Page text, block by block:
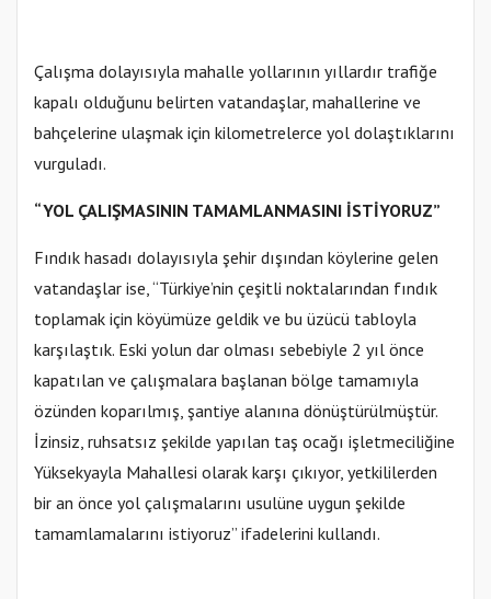
Çalışma dolayısıyla mahalle yollarının yıllardır trafiğe
kapalı olduğunu belirten vatandaşlar, mahallerine ve
bahçelerine ulaşmak için kilometrelerce yol dolaştıklarını
vurguladı.
“YOL ÇALIŞMASININ TAMAMLANMASINI İSTİYORUZ”
Fındık hasadı dolayısıyla şehir dışından köylerine gelen
vatandaşlar ise, “Türkiye’nin çeşitli noktalarından fındık
toplamak için köyümüze geldik ve bu üzücü tabloyla
karşılaştık. Eski yolun dar olması sebebiyle 2 yıl önce
kapatılan ve çalışmalara başlanan bölge tamamıyla
özünden koparılmış, şantiye alanına dönüştürülmüştür.
İzinsiz, ruhsatsız şekilde yapılan taş ocağı işletmeciliğine
Yüksekyayla Mahallesi olarak karşı çıkıyor, yetkililerden
bir an önce yol çalışmalarını usulüne uygun şekilde
tamamlamalarını istiyoruz” ifadelerini kullandı.